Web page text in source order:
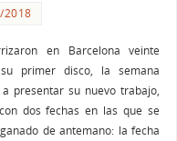
2018
en Barcelona veinte
primer disco, la semana
presentar su nuevo trabajo,
dos fechas en las que se
de antemano: la fecha